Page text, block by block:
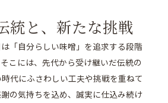
統と、新たな挑戦
「自分らしい味噌」を追求する段階
こには、先代から受け継いだ伝統の
代にふさわしい工夫や挑戦を重ねて
の気持ちを込め、誠実に仕込み続け